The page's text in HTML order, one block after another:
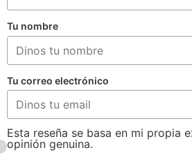
Tu nombre
Tu correo electrónico
Esta reseña se basa en mi propia
opinión genuina.